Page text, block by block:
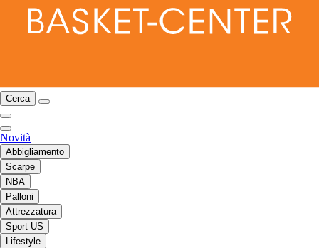
Cerca
Novità
Abbigliamento
Scarpe
NBA
Palloni
Attrezzatura
Sport US
Lifestyle